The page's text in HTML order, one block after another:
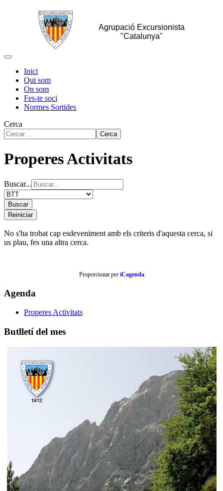
Agrupació Excursionista
"Catalunya"
Inici
Qui som
On som
Fes-te soci
Normes Sortides
Cerca
Cerca
Properes Activitats
Buscar...
Buscar
Reiniciar
No s'ha trobat cap esdeveniment amb els criteris d'aquesta cerca, si
us plau, fes una altra cerca.
Proporcionat per iCagenda
Agenda
Properes Activitats
Butlletí del mes